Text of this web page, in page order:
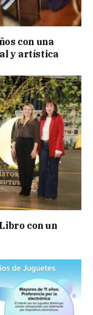
con una
y artística
con un